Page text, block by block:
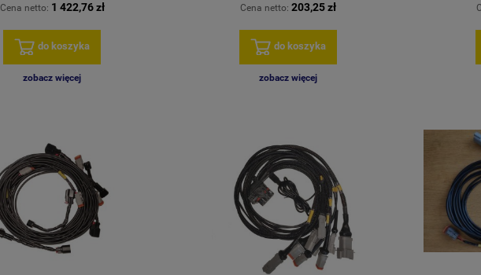
Cena netto: 1 422,76 zł
do koszyka
zobacz więcej
Cena netto: 203,25 zł
do koszyka
zobacz więcej